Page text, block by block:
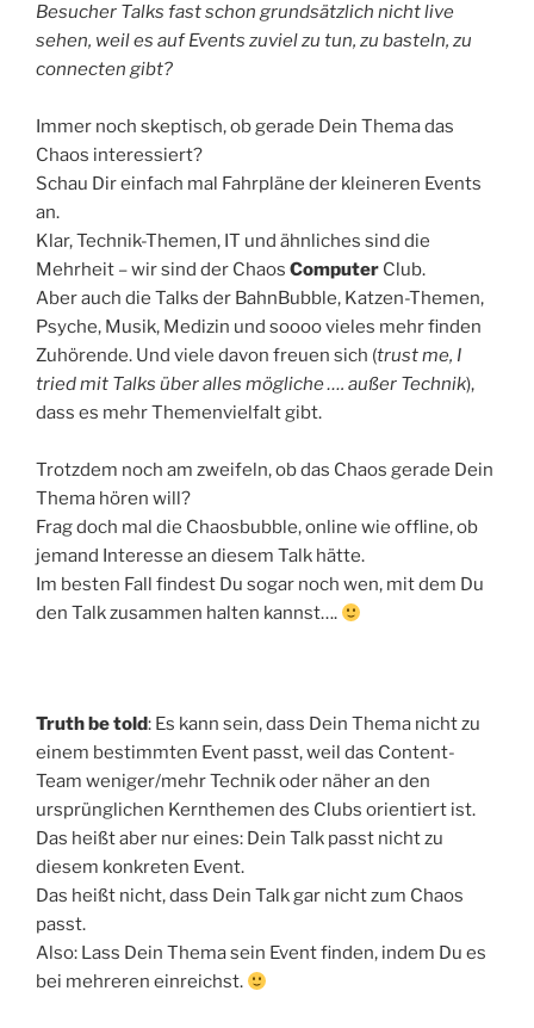
Besucher Talks fast schon grundsätzlich nicht live
sehen, weil es auf Events zuviel zu tun, zu basteln, zu
connecten gibt?
Immer noch skeptisch, ob gerade Dein Thema das
Chaos interessiert?
Schau Dir einfach mal Fahrpläne der kleineren Events
an.
Klar, Technik-Themen, IT und ähnliches sind die
Mehrheit – wir sind der Chaos Computer Club.
Aber auch die Talks der BahnBubble, Katzen-Themen,
Psyche, Musik, Medizin und soooo vieles mehr finden
Zuhörende. Und viele davon freuen sich (trust me, I
tried mit Talks über alles mögliche …. außer Technik),
dass es mehr Themenvielfalt gibt.
Trotzdem noch am zweifeln, ob das Chaos gerade Dein
Thema hören will?
Frag doch mal die Chaosbubble, online wie offline, ob
jemand Interesse an diesem Talk hätte.
Im besten Fall findest Du sogar noch wen, mit dem Du
den Talk zusammen halten kannst….
Truth be told: Es kann sein, dass Dein Thema nicht zu
einem bestimmten Event passt, weil das Content-
Team weniger/mehr Technik oder näher an den
ursprünglichen Kernthemen des Clubs orientiert ist.
Das heißt aber nur eines: Dein Talk passt nicht zu
diesem konkreten Event.
Das heißt nicht, dass Dein Talk gar nicht zum Chaos
passt.
Also: Lass Dein Thema sein Event finden, indem Du es
bei mehreren einreichst.